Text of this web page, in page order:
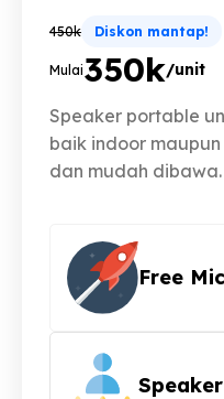
450k Diskon mantap!
Mulai350k/unit
Speaker portable
baik indoor
dan mudah dibawa.
Free